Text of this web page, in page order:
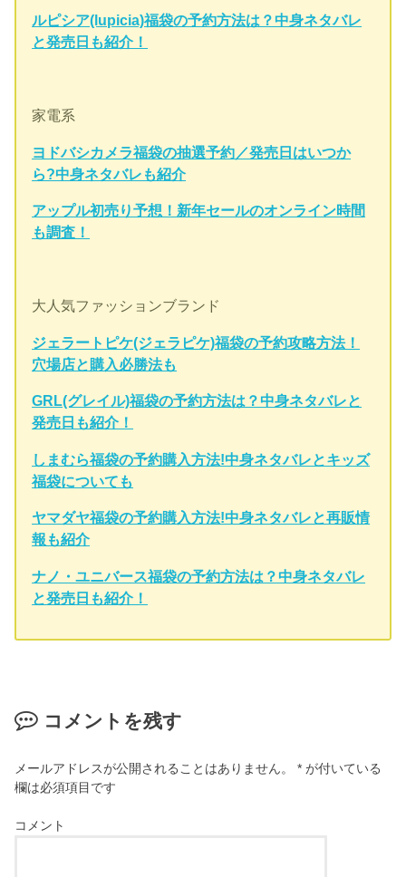
ルピシア(lupicia)福袋の予約方法は？中身ネタバレ
と発売日も紹介！
家電系
ヨドバシカメラ福袋の抽選予約／発売日はいつか
ら?中身ネタバレも紹介
アップル初売り予想！新年セールのオンライン時間
も調査！
大人気ファッションブランド
ジェラートピケ(ジェラピケ)福袋の予約攻略方法！
穴場店と購入必勝法も
GRL(グレイル)福袋の予約方法は？中身ネタバレと
発売日も紹介！
しまむら福袋の予約購入方法!中身ネタバレとキッズ
福袋についても
ヤマダヤ福袋の予約購入方法!中身ネタバレと再販情
報も紹介
ナノ・ユニバース福袋の予約方法は？中身ネタバレ
と発売日も紹介！
コメントを残す
メールアドレスが公開されることはありません。 * が付いている
欄は必須項目です
コメント